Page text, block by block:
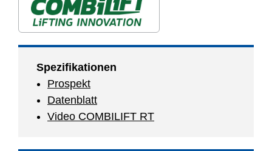
Spezifikationen
Prospekt
Datenblatt
Video COMBILIFT RT